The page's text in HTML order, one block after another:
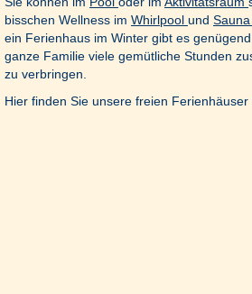
bisschen Wellness im Whirlpool und Sauna
ein Ferienhaus im Winter gibt es
ganze Familie viele gemütliche Stunden
zu verbringen.
Hier finden Sie unsere freien